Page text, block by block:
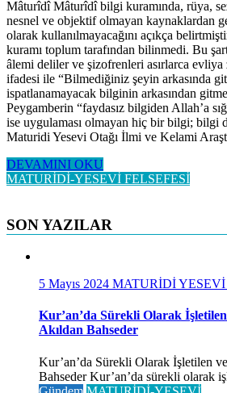
Mâturîdî Mâturîdî bilgi kuramında, rüya,
nesnel ve objektif olmayan kaynaklardan
olarak kullanılmayacağını açıkça
kuramı toplum tarafından bilinmedi. Bu
âlemi deliler ve şizofrenleri asırlarca
ifadesi ile “Bilmediğiniz şeyin arkasında
ispatlanamayacak bilginin arkasından
Peygamberin “faydasız bilgiden Allah’a
ise uygulaması olmayan hiç bir bilgi; bilgi
Maturidi Yesevi Otağı İlmi ve Kelami
DEVAMINI OKU
MATURİDİ-YESEVİ FELSEFESİ
SON YAZILAR
5 Mayıs 2024 MATURİDİ
Kur’an’da Sürekli Olarak
Akıldan Bahseder
Kur’an’da Sürekli Olarak İşletilen
Bahseder Kur’an’da sürekli olarak